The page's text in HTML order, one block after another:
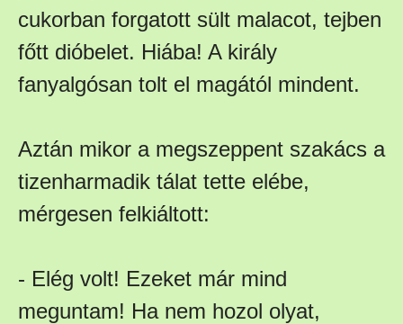
cukorban forgatott sült malacot, tejben
főtt dióbelet. Hiába! A király
fanyalgósan tolt el magától mindent.
Aztán mikor a megszeppent szakács a
tizenharmadik tálat tette elébe,
mérgesen felkiáltott:
- Elég volt! Ezeket már mind
meguntam! Ha nem hozol olyat,